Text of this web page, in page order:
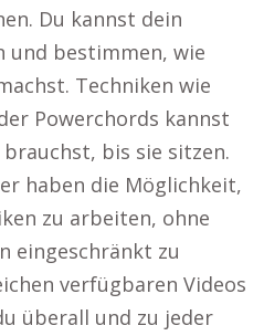
Du kannst dein
und bestimmen, wie
Techniken wie
Powerchords kannst
bis sie sitzen.
haben die Möglichkeit,
zu arbeiten, ohne
eingeschränkt zu
verfügbaren Videos
überall und zu jeder